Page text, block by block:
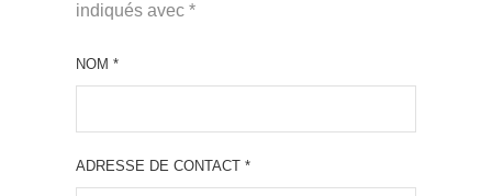
indiqués avec *
NOM *
ADRESSE DE CONTACT *